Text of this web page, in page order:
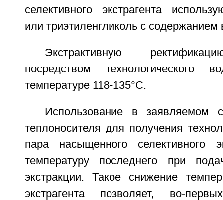
селективного экстрагента
или триэтиленгликоль с
Экстрактивную
посредством технологического
температуре 118-135°С.
Использование в заявляемом
теплоносителя для получения
пара насыщенного селективного
температуру последнего при
экстракции. Такое снижение
экстрагента позволяет, во-